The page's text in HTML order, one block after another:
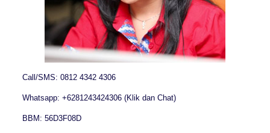
Call/SMS: 0812 4342 4306
Whatsapp: +6281243424306 (Klik dan Chat)
BBM: 56D3F08D